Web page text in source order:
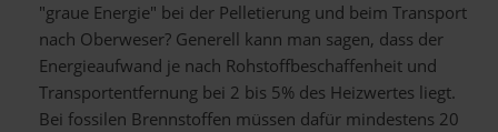
"graue Energie" bei der Pelletierung und beim Transport
nach Oberweser? Generell kann man sagen, dass der
Energieaufwand je nach Rohstoffbeschaffenheit und
Transportentfernung bei 2 bis 5% des Heizwertes liegt.
Bei fossilen Brennstoffen müssen dafür mindestens 20